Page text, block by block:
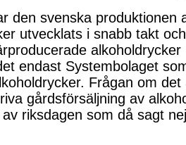
den svenska produktionen
utvecklats i snabb takt
alkoholdrycker
endast Systembolaget
Frågan om det
gårdsförsäljning av
riksdagen som då sagt